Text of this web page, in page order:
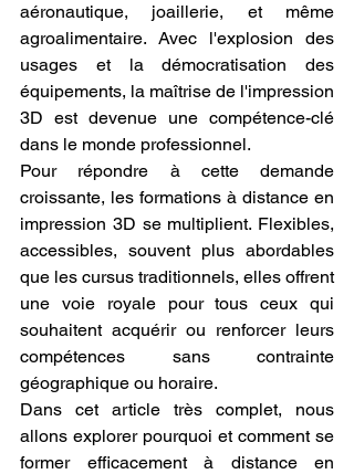
aéronautique, joaillerie, et même
agroalimentaire. Avec l'explosion des
usages et la démocratisation des
équipements, la maîtrise de l'impression
3D est devenue une compétence-clé
dans le monde professionnel.
Pour répondre à cette demande
croissante, les formations à distance en
impression 3D se multiplient. Flexibles,
accessibles, souvent plus abordables
que les cursus traditionnels, elles offrent
une voie royale pour tous ceux qui
souhaitent acquérir ou renforcer leurs
compétences sans contrainte
géographique ou horaire.
Dans cet article très complet, nous
allons explorer pourquoi et comment se
former efficacement à distance en